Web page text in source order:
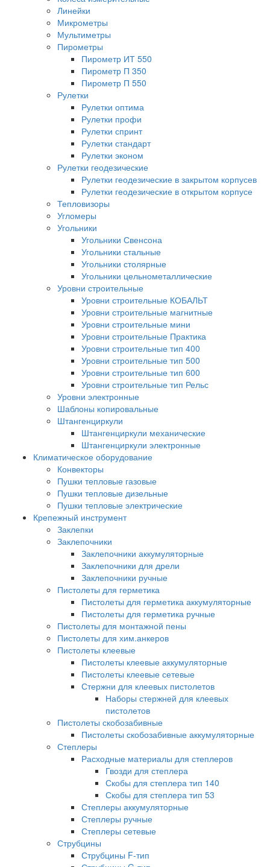
Линейки
Микрометры
Мультиметры
Пирометры
Пирометр ИТ 550
Пирометр П 350
Пирометр П 550
Рулетки
Рулетки оптима
Рулетки профи
Рулетки спринт
Рулетки стандарт
Рулетки эконом
Рулетки геодезические
Рулетки геодезические в закрытом корпусев
Рулетки геодезические в открытом корпусе
Тепловизоры
Угломеры
Угольники
Угольники Свенсона
Угольники стальные
Угольники столярные
Угольники цельнометаллические
Уровни строительные
Уровни строительные КОБАЛЬТ
Уровни строительные магнитные
Уровни строительные мини
Уровни строительные Практика
Уровни строительные тип 400
Уровни строительные тип 500
Уровни строительные тип 600
Уровни строительные тип Рельс
Уровни электронные
Шаблоны копировальные
Штангенциркули
Штангенциркули механические
Штангенциркули электронные
Климатическое оборудование
Конвекторы
Пушки тепловые газовые
Пушки тепловые дизельные
Пушки тепловые электрические
Крепежный инструмент
Заклепки
Заклепочники
Заклепочники аккумуляторные
Заклепочники для дрели
Заклепочники ручные
Пистолеты для герметика
Пистолеты для герметика аккумуляторные
Пистолеты для герметика ручные
Пистолеты для монтажной пены
Пистолеты для хим.анкеров
Пистолеты клеевые
Пистолеты клеевые аккумуляторные
Пистолеты клеевые сетевые
Стержни для клеевых пистолетов
Наборы стержней для клеевых
пистолетов
Пистолеты скобозабивные
Пистолеты скобозабивные аккумуляторные
Степлеры
Расходные материалы для степлеров
Гвозди для степлера
Скобы для степлера тип 140
Скобы для степлера тип 53
Степлеры аккумуляторные
Степлеры ручные
Степлеры сетевые
Струбцины
Струбцины F-тип